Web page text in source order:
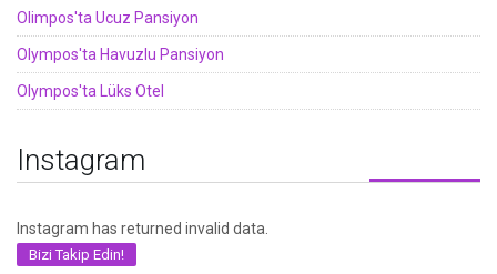
Olimpos'ta Ucuz Pansiyon
Olympos'ta Havuzlu Pansiyon
Olympos'ta Lüks Otel
Instagram
Instagram has returned invalid data.
Bizi Takip Edin!